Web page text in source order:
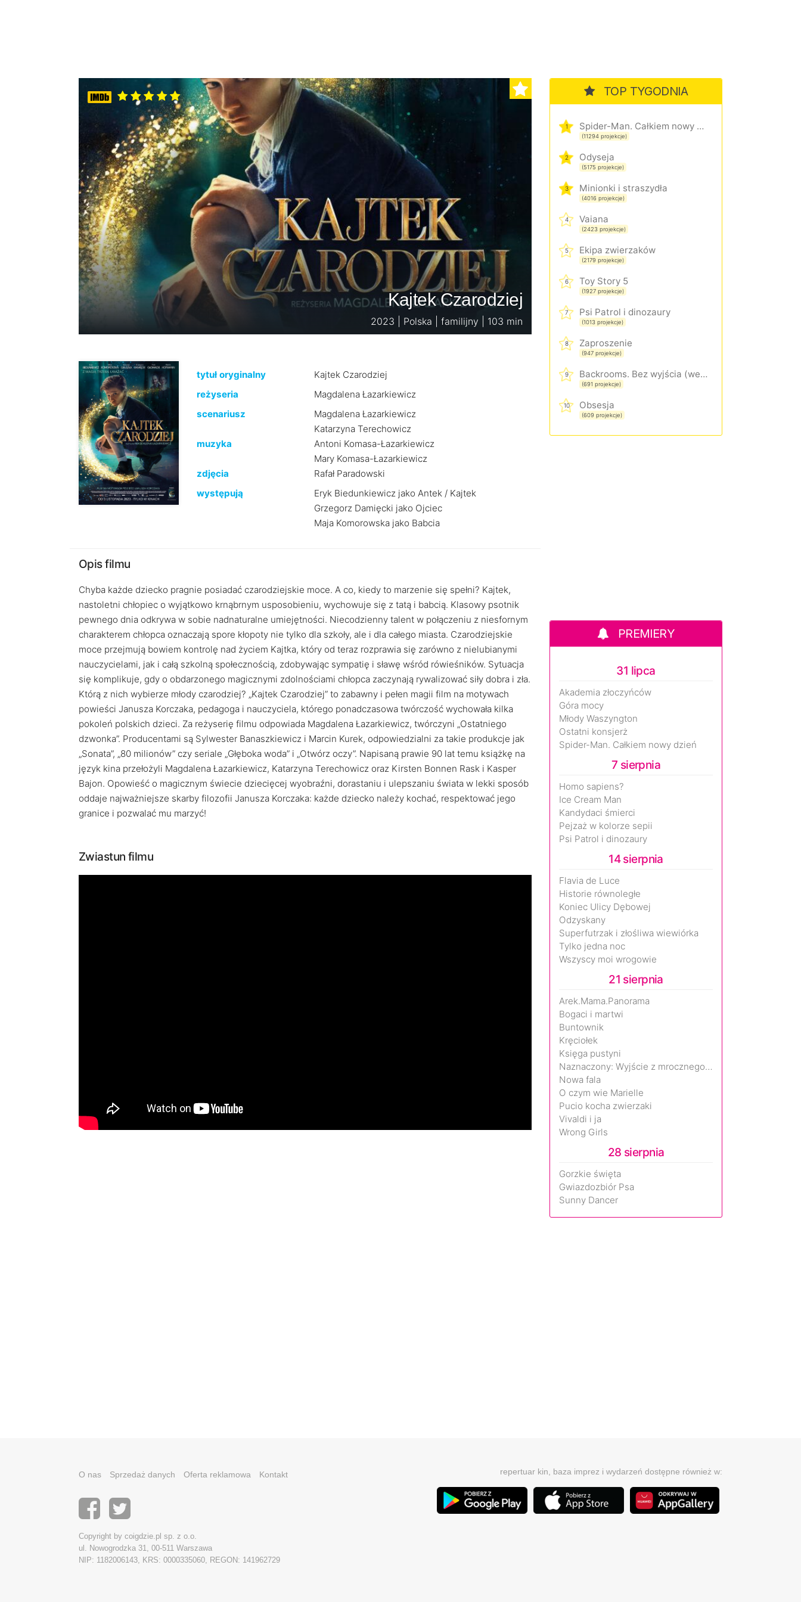
Kajtek Czarodziej
2023 | Polska | familijny | 103 min
tytuł oryginalny
Kajtek Czarodziej
reżyseria
Magdalena Łazarkiewicz
scenariusz
Magdalena Łazarkiewicz
Katarzyna Terechowicz
muzyka
Antoni Komasa-Łazarkiewicz
Mary Komasa-Łazarkiewicz
zdjęcia
Rafał Paradowski
występują
Eryk Biedunkiewicz jako Antek / Kajtek
Grzegorz Damięcki jako Ojciec
Maja Komorowska jako Babcia
Opis filmu
Chyba każde dziecko pragnie posiadać czarodziejskie moce. A co, kiedy to marzenie się spełni? Kajtek,
nastoletni chłopiec o wyjątkowo krnąbrnym usposobieniu, wychowuje się z tatą i babcią. Klasowy psotnik
pewnego dnia odkrywa w sobie nadnaturalne umiejętności. Niecodzienny talent w połączeniu z niesfornym
charakterem chłopca oznaczają spore kłopoty nie tylko dla szkoły, ale i dla całego miasta. Czarodziejskie
moce przejmują bowiem kontrolę nad życiem Kajtka, który od teraz rozprawia się zarówno z nielubianymi
nauczycielami, jak i całą szkolną społecznością, zdobywając sympatię i sławę wśród rówieśników. Sytuacja
się komplikuje, gdy o obdarzonego magicznymi zdolnościami chłopca zaczynają rywalizować siły dobra i zła.
Którą z nich wybierze młody czarodziej? „Kajtek Czarodziej” to zabawny i pełen magii film na motywach
powieści Janusza Korczaka, pedagoga i nauczyciela, którego ponadczasowa twórczość wychowała kilka
pokoleń polskich dzieci. Za reżyserię filmu odpowiada Magdalena Łazarkiewicz, twórczyni „Ostatniego
dzwonka”. Producentami są Sylwester Banaszkiewicz i Marcin Kurek, odpowiedzialni za takie produkcje jak
„Sonata”, „80 milionów” czy seriale „Głęboka woda” i „Otwórz oczy”. Napisaną prawie 90 lat temu książkę na
język kina przełożyli Magdalena Łazarkiewicz, Katarzyna Terechowicz oraz Kirsten Bonnen Rask i Kasper
Bajon. Opowieść o magicznym świecie dziecięcej wyobraźni, dorastaniu i ulepszaniu świata w lekki sposób
oddaje najważniejsze skarby filozofii Janusza Korczaka: każde dziecko należy kochać, respektować jego
granice i pozwalać mu marzyć!
Zwiastun filmu
TOP TYGODNIA
1 Spider-Man. Całkiem nowy dzień
(11294 projekcje)
2 Odyseja
(5175 projekcje)
3 Minionki i straszydła
(4016 projekcje)
4 Vaiana
(2423 projekcje)
5 Ekipa zwierzaków
(2179 projekcje)
6 Toy Story 5
(1927 projekcje)
7 Psi Patrol i dinozaury
(1013 projekcje)
8 Zaproszenie
(947 projekcje)
9 Backrooms. Bez wyjścia (wersja rozszerzona)
(691 projekcje)
10 Obsesja
(609 projekcje)
PREMIERY
31 lipca
Akademia złoczyńców
Góra mocy
Młody Waszyngton
Ostatni konsjerż
Spider-Man. Całkiem nowy dzień
7 sierpnia
Homo sapiens?
Ice Cream Man
Kandydaci śmierci
Pejzaż w kolorze sepii
Psi Patrol i dinozaury
14 sierpnia
Flavia de Luce
Historie równoległe
Koniec Ulicy Dębowej
Odzyskany
Superfutrzak i złośliwa wiewiórka
Tylko jedna noc
Wszyscy moi wrogowie
21 sierpnia
Arek.Mama.Panorama
Bogaci i martwi
Buntownik
Kręciołek
Księga pustyni
Naznaczony: Wyjście z mrocznego wymiaru
Nowa fala
O czym wie Marielle
Pucio kocha zwierzaki
Vivaldi i ja
Wrong Girls
28 sierpnia
Gorzkie święta
Gwiazdozbiór Psa
Sunny Dancer
O nas Sprzedaż danych Oferta reklamowa Kontakt
Copyright by coigdzie.pl sp. z o.o.
ul. Nowogrodzka 31, 00-511 Warszawa
NIP: 1182006143, KRS: 0000335060, REGON: 141962729
repertuar kin, baza imprez i wydarzeń dostępne również w: